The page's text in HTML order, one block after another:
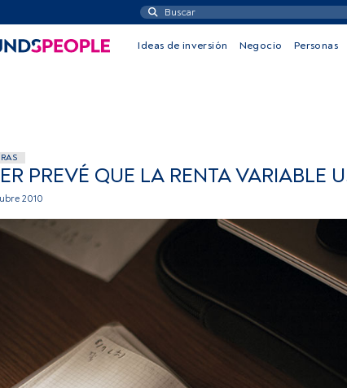
Ideas de inversión Negocio Personas
PREVÉ QUE LA RENTA VARIABLE
2010